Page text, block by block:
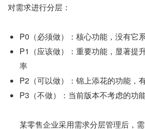
对需求进行分层：
P0（必须做）：核心功能，没有它
P1（应该做）：重要功能，显著提
率
P2（可以做）：锦上添花的功能，
P3（不做）：当前版本不考虑的功